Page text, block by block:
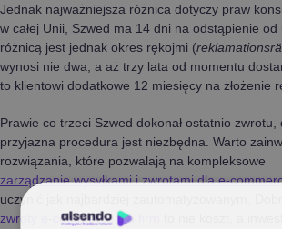
Jednak najważniejsza różnica dotyczy praw
w całej Unii, Szwed ma 14 dni na odstąpienie od
różnicą jest jednak okres rękojmi (
wynosi nie dwa, a aż trzy lata od momentu
to klientowi dodatkowe 12 miesięcy na złożenie
Prawie co trzeci Szwed dokonał ostatnio
przyjazna procedura jest niezbędna. Warto
rozwiązania, które pozwalają na kompleksowe
zarządzanie wysyłkami i zwrotami dla e-
uczynić jak najbardziej zautomatyzowanym.
zwroty e-commerce dla firm
to nie koszt, a